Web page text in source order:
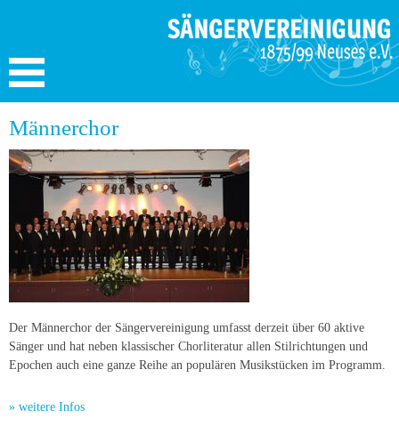
Männerchor
Der Männerchor der Sängervereinigung umfasst derzeit über 60 aktive
Sänger und hat neben klassischer Chorliteratur allen Stilrichtungen und
Epochen auch eine ganze Reihe an populären Musikstücken im Programm.
» weitere Infos